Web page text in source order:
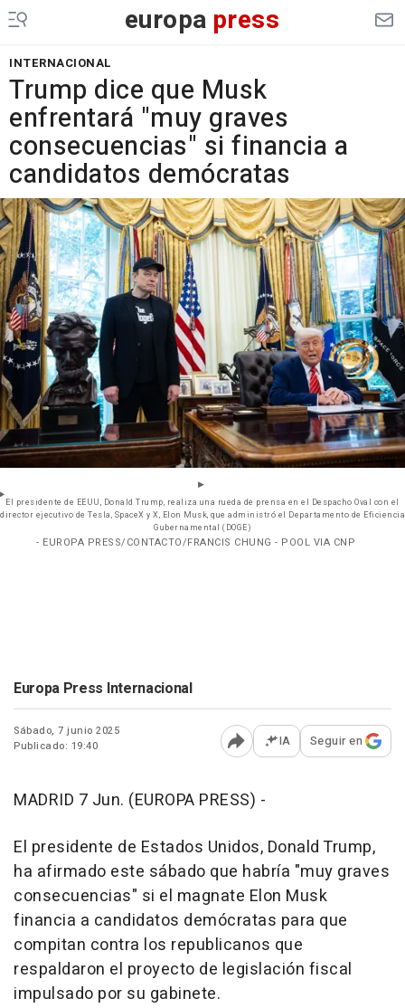
europa press
INTERNACIONAL
Trump dice que Musk
enfrentará "muy graves
consecuencias" si financia a
candidatos demócratas
El presidente de EEUU, Donald Trump, realiza una rueda de prensa en el Despacho Oval con el
director ejecutivo de Tesla, SpaceX y X, Elon Musk, que administró el Departamento de Eficiencia
Gubernamental (DOGE)
- EUROPA PRESS/CONTACTO/FRANCIS CHUNG - POOL VIA CNP
Europa Press Internacional
Sábado, 7 junio 2025
Publicado: 19:40
Abrir opciones para
IA Seguir en
MADRID 7 Jun. (EUROPA PRESS) -
El presidente de Estados Unidos, Donald Trump,
ha afirmado este sábado que habría "muy graves
consecuencias" si el magnate Elon Musk
financia a candidatos demócratas para que
compitan contra los republicanos que
respaldaron el proyecto de legislación fiscal
impulsado por su gabinete.